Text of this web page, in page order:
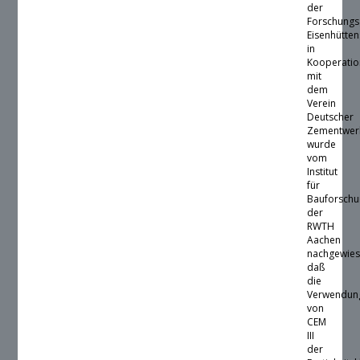
der
in
mit
dem
Verein
Deutscher
wurde
vom
Institut
für
der
RWTH
Aachen
daß
die
von
CEM
III
der